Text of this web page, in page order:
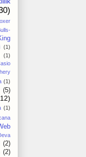
(1)
(1)
(1)
(5)
(1)
(2)
(2)